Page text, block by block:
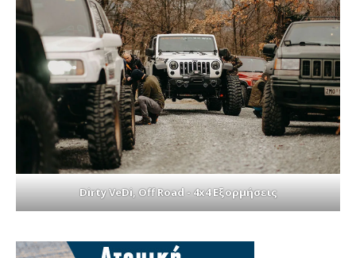
Dirty VeDi, Off Road - 4x4 Εξορμήσεις